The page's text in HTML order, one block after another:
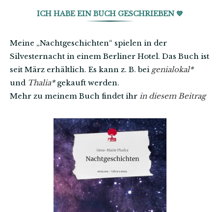
ICH HABE EIN BUCH GESCHRIEBEN 💙
Meine „Nachtgeschichten“ spielen in der
Silvesternacht in einem Berliner Hotel. Das Buch ist
seit März erhältlich. Es kann z. B. bei genialokal*
und Thalia*gekauft werden.
Mehr zu meinem Buch findet ihr in diesem Beitrag